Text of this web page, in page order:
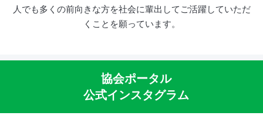
人でも多くの前向きな方を社会に輩出してご活躍していただ
くことを願っています。
協会ポータル
公式インスタグラム